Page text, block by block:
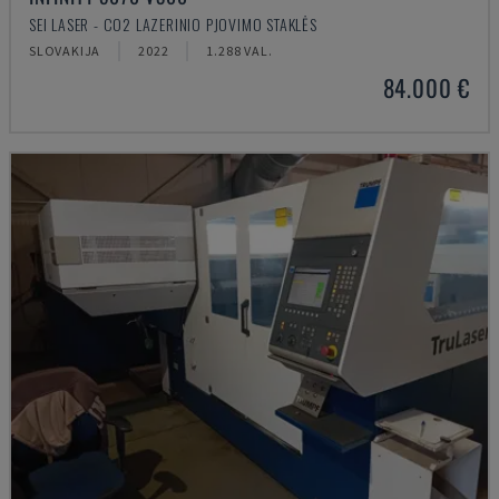
SEI LASER - CO2 LAZERINIO PJOVIMO STAKLĖS
SLOVAKIJA 2022 1.288 VAL.
84.000 €